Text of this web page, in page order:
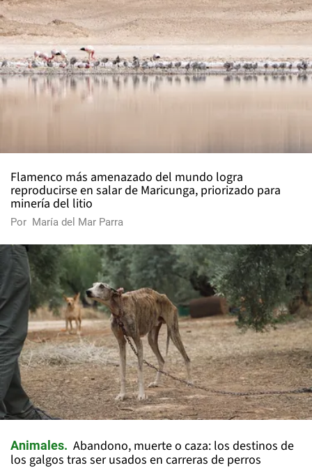
Flamenco más amenazado del mundo logra
reproducirse en salar de Maricunga, priorizado para
minería del litio
Por María del Mar Parra
Animales
Abandono, muerte o caza: los destinos de
los galgos tras ser usados en carreras de perros